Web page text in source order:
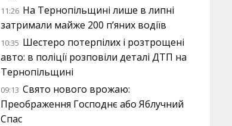
11:26 На Тернопільщині лише в липні
затримали майже 200 п’яних водіїв
10:35 Шестеро потерпілих і розтрощені
авто: в поліції розповіли деталі ДТП на
Тернопільщині
09:13 Свято нового врожаю:
Преображення Господнє або Яблучний
Спас